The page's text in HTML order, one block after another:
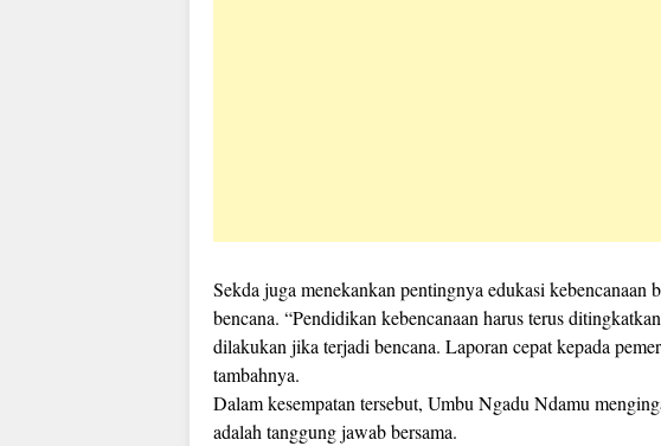
Sekda juga menekankan pentingnya edukasi kebencanaan
bencana. “Pendidikan kebencanaan harus terus
dilakukan jika terjadi bencana. Laporan cepat kepada
tambahnya.
Dalam kesempatan tersebut, Umbu Ngadu Ndamu
adalah tanggung jawab bersama.